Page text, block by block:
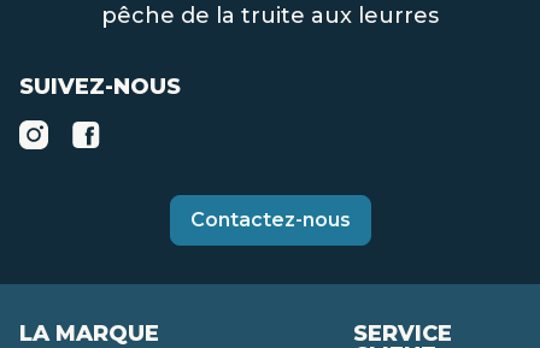
pêche de la truite aux leurres
SUIVEZ-NOUS
Contactez-nous
LA MARQUE
SERVICE